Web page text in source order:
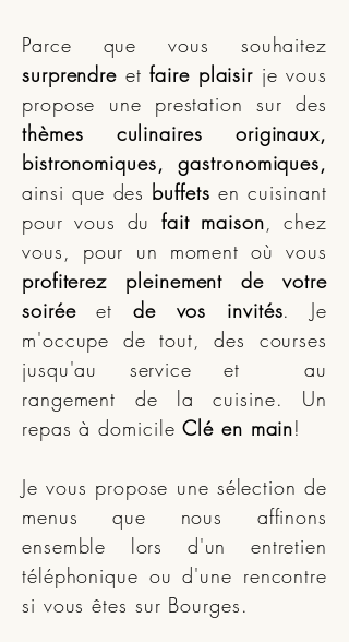
Parce que vous souhaitez
surprendre etfaire plaisir je vous
propose une prestation sur des
thèmes culinaires originaux,
bistronomiques, gastronomiques,
ainsi que des buffets en cuisinant
pour vous dufait maison, chez
vous, pour un moment où vous
profiterez pleinement de votre
soiréeet de vos invités. Je
m'occupe de tout, des courses
jusqu'au service et au
rangement de la cuisine. Un
repas à domicileClé en main!
Je vous propose une sélection de
menus que nous affinons
ensemble lors d'un entretien
téléphonique ou d'une rencontre
si vous êtes sur Bourges.